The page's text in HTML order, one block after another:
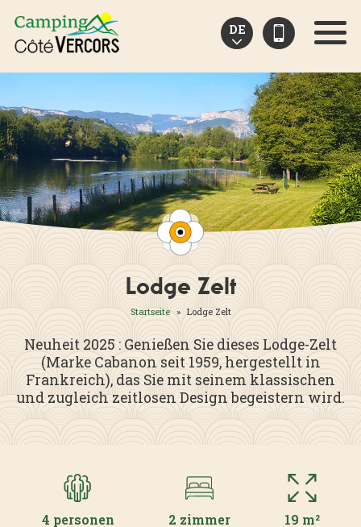
DE
Menu
Lodge Zelt
Startseite » Lodge Zelt
Neuheit 2025 : Genießen Sie dieses Lodge-Zelt
(Marke Cabanon seit 1959, hergestellt in
Frankreich), das Sie mit seinem klassischen
und zugleich zeitlosen Design begeistern wird.
4 personen 2 zimmer 19 m²